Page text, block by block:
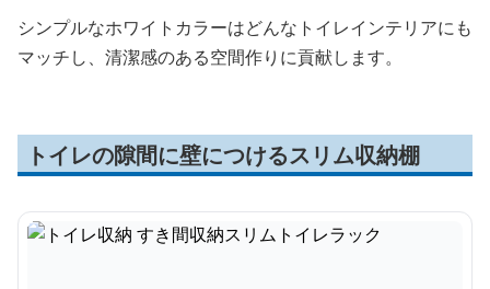
シンプルなホワイトカラーはどんなトイレインテリアにも
マッチし、清潔感のある空間作りに貢献します。
トイレの隙間に壁につけるスリム収納棚